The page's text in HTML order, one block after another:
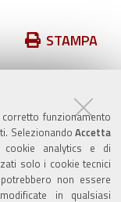
funzionamento
Selezionando Accetta
analytics e di
solo i cookie tecnici
non essere
in qualsiasi
STAMPA